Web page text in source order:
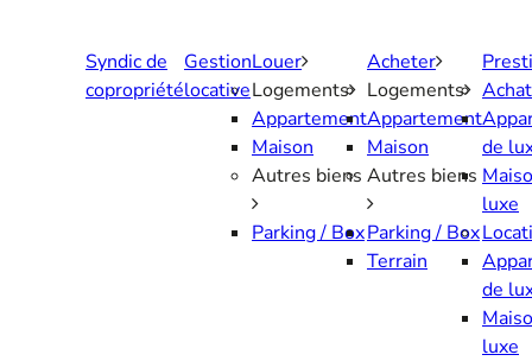
Syndic de
copropriété
Gestion
locative
Louer
Logements
Appartement
Maison
Autres biens
Parking / Box
Acheter
Logements
Appartement
Maison
Autres biens
Parking / Box
Terrain
Achat
de
luxe
de
luxe